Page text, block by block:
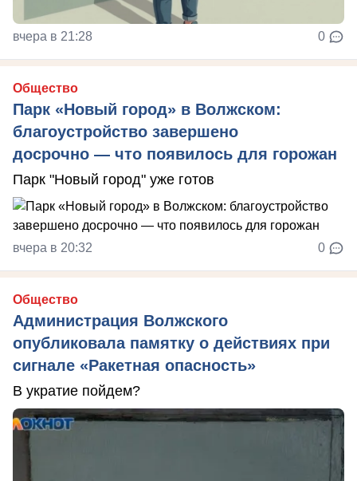
вчера в 21:28 0
Общество
Парк «Новый город» в Волжском:
благоустройство завершено
досрочно — что появилось для горожан
Парк "Новый город" уже готов
вчера в 20:32 0
Общество
Администрация Волжского
опубликовала памятку о действиях при
сигнале «Ракетная опасность»
В укратие пойдем?